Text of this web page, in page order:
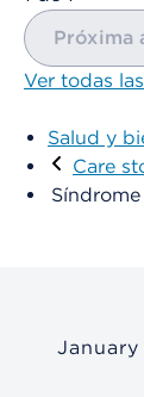
Próxima
Ver todas
Salud y
Care